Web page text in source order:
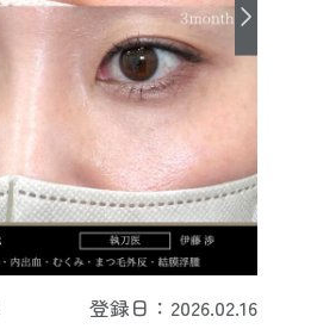
登録日：2026.02.16